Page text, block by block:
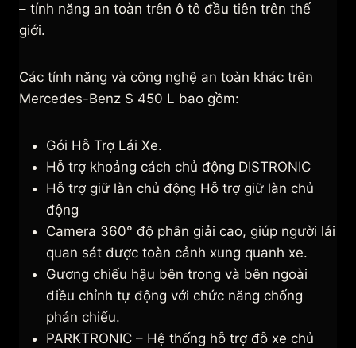
– tính năng an toàn trên ô tô đầu tiên trên thế
giới.
Các tính năng và công nghệ an toàn khác trên
Mercedes-Benz S 450 L bao gồm:
Gói Hỗ Trợ Lái Xe.
Hỗ trợ khoảng cách chủ động DISTRONIC
Hỗ trợ giữ làn chủ động Hỗ trợ giữ làn chủ
động
Camera 360° độ phân giải cao, giúp người lái
quan sát được toàn cảnh xung quanh xe.
Gương chiếu hậu bên trong và bên ngoài
điều chỉnh tự động với chức năng chống
phản chiếu.
PARKTRONIC – Hệ thống hỗ trợ đỗ xe chủ